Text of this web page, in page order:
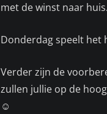
met de winst naar
Donderdag speelt het
Verder zijn de
zullen jullie op de
☺